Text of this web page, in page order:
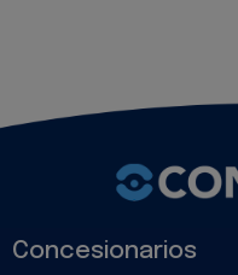
Concesionarios